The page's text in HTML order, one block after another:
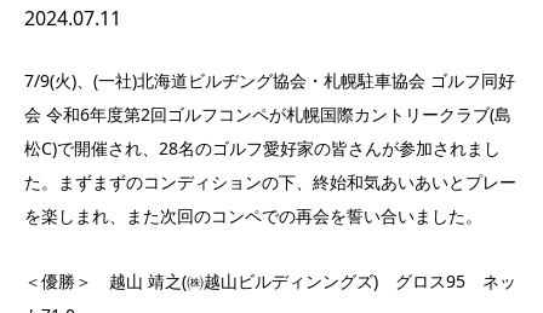
2024.07.11
7/9(火)、(一社)北海道ビルヂング協会・札幌駐車協会 ゴルフ同好
会 令和6年度第2回ゴルフコンペが札幌国際カントリークラブ(島
松C)で開催され、28名のゴルフ愛好家の皆さんが参加されまし
た。まずまずのコンディションの下、終始和気あいあいとプレー
を楽しまれ、また次回のコンペでの再会を誓い合いました。
＜優勝＞ 越山 靖之(㈱越山ビルディンングズ) グロス95 ネッ